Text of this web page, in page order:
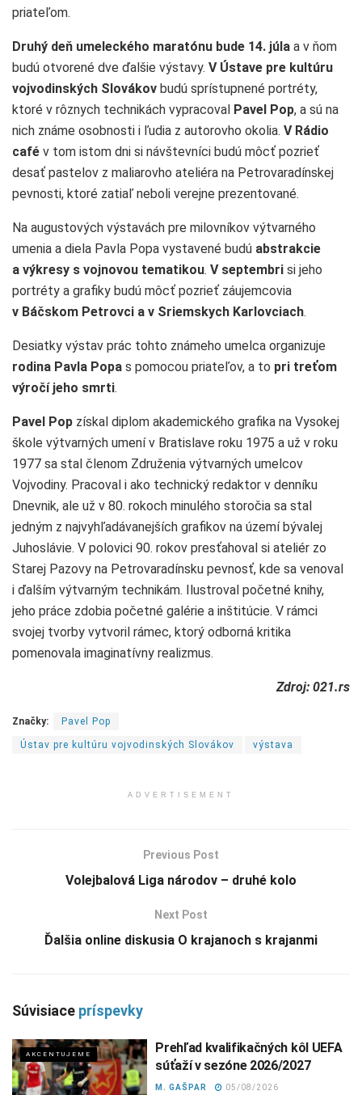
priateľom.
Druhý deň umeleckého maratónu bude 14. júla a v ňom
budú otvorené dve ďalšie výstavy. V Ústave pre kultúru
vojvodinských Slovákov budú sprístupnené portréty,
ktoré v rôznych technikách vypracoval Pavel Pop, a sú na
nich známe osobnosti i ľudia z autorovho okolia. V Rádio
café v tom istom dni si návštevníci budú môcť pozrieť
desať pastelov z maliarovho ateliéra na Petrovaradínskej
pevnosti, ktoré zatiaľ neboli verejne prezentované.
Na augustových výstavách pre milovníkov výtvarného
umenia a diela Pavla Popa vystavené budú abstrakcie
a výkresy s vojnovou tematikou. V septembri si jeho
portréty a grafiky budú môcť pozrieť záujemcovia
v Báčskom Petrovci a v Sriemskych Karlovciach.
Desiatky výstav prác tohto známeho umelca organizuje
rodina Pavla Popa s pomocou priateľov, a to pri treťom
výročí jeho smrti.
Pavel Pop získal diplom akademického grafika na Vysokej
škole výtvarných umení v Bratislave roku 1975 a už v roku
1977 sa stal členom Združenia výtvarných umelcov
Vojvodiny. Pracoval i ako technický redaktor v denníku
Dnevnik, ale už v 80. rokoch minulého storočia sa stal
jedným z najvyhľadávanejších grafikov na území bývalej
Juhoslávie. V polovici 90. rokov presťahoval si ateliér zo
Starej Pazovy na Petrovaradínsku pevnosť, kde sa venoval
i ďalším výtvarným technikám. Ilustroval početné knihy,
jeho práce zdobia početné galérie a inštitúcie. V rámci
svojej tvorby vytvoril rámec, ktorý odborná kritika
pomenovala imaginatívny realizmus.
Zdroj: 021.rs
Značky: Pavel Pop
Ústav pre kultúru vojvodinských Slovákov výstava
ADVERTISEMENT
Previous Post
Volejbalová Liga národov – druhé kolo
Next Post
Ďalšia online diskusia O krajanoch s krajanmi
Súvisiace príspevky
AKCENTUJEME
Prehľad kvalifikačných kôl UEFA
súťaží v sezóne 2026/2027
M. GAŠPAR 05/08/2026